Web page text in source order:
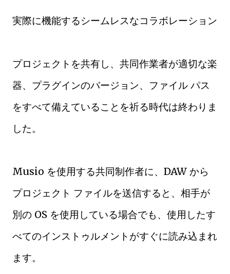
実際に機能するシームレスなコラボレーション
プロジェクトを共有し、共同作業者が適切な楽
器、プラグインのバージョン、ファイル パス
をすべて備えていることを祈る時代は終わりま
した。
Musio を使用する共同制作者に、DAW から
プロジェクト ファイルを送信すると、相手が
別の OS を使用している場合でも、使用したす
べてのインストゥルメントがすぐに読み込まれ
ます。